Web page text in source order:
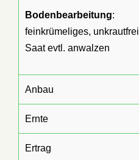
Bodenbearbeitung:
feinkrümeliges,
Saat evtl. anwalzen
Anbau
Ernte
Ertrag